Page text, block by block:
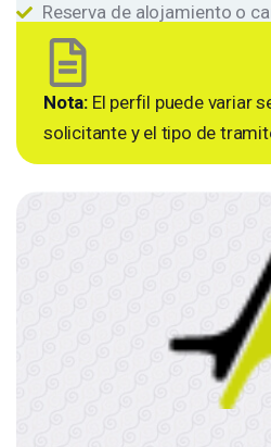
Reserva de alojamiento o
Nota: El perfil puede variar
solicitante y el tipo de